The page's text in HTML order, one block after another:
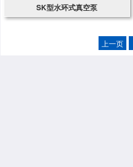
SK型水环式真空泵
上一页